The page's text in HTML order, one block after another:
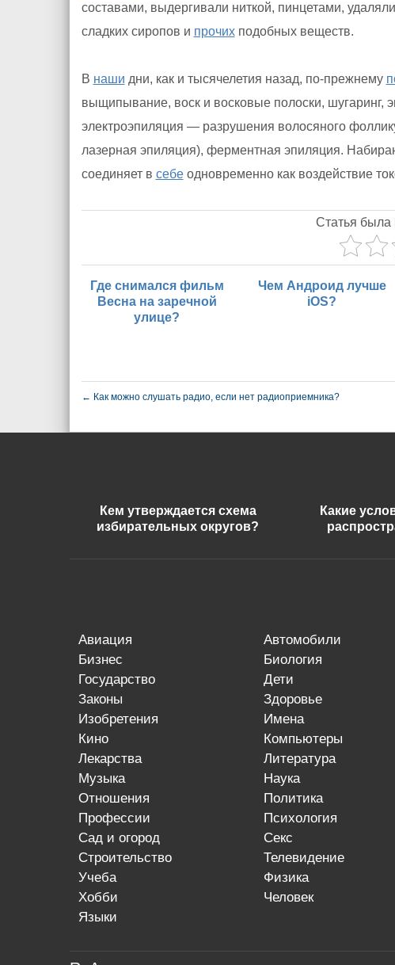
составами, выдергивали ниткой, пинцетами,
сладких сиропов и прочихподобных веществ.
В наши дни, как и тысячелетия назад, по-прежнему
выщипывание, воск и восковые полоски, шугаринг,
электроэпиляция — разрушения волосяного
лазерная эпиляция), ферментная эпиляция.
соединяет в себеодновременно как воздействие
Статья была
Где снимался фильм
Весна на заречной
улице?
Чем Андроид лучше
iOS?
← Как можно слушать радио, если нет радиоприемника?
Кем утверждается схема
избирательных округов?
Какие
авиация автомобили
бизнес
биология
государство
дети
законы
здоровье
изобретения
имена
кино
компьютеры
лекарства
литература
музыка
наука
отношения
политика
профессии
психология
сад и огород
секс
строительство
телевидение
учеба
физика
хобби
человек
языки